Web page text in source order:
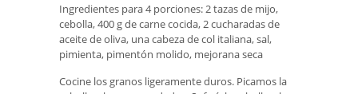
Ingredientes para 4 porciones: 2 tazas de mijo,
cebolla, 400 g de carne cocida, 2 cucharadas de
aceite de oliva, una cabeza de col italiana, sal,
pimienta, pimentón molido, mejorana seca
Cocine los granos ligeramente duros. Picamos la